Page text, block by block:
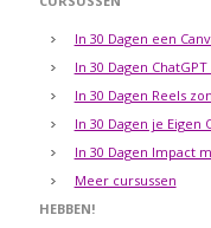
In 30 Dagen een
In 30 Dagen
In 30 Dagen Reels
In 30 Dagen je Eigen
In 30 Dagen Impact
Meer cursussen
HEBBEN!